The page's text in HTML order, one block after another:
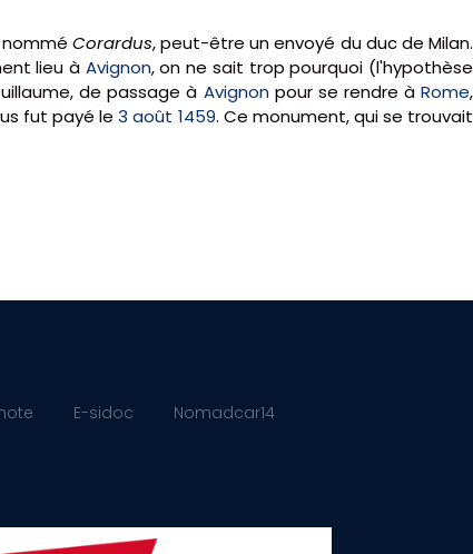
Corardus, peut-être un envoyé du duc de Milan.
lieu à Avignon, on ne sait trop pourquoi (l'hypothèse
de passage à Avignonpour se rendre àRome,
fut payé le3 août 1459. Ce monument, qui se trouvait
E-sidoc Nomadcar14